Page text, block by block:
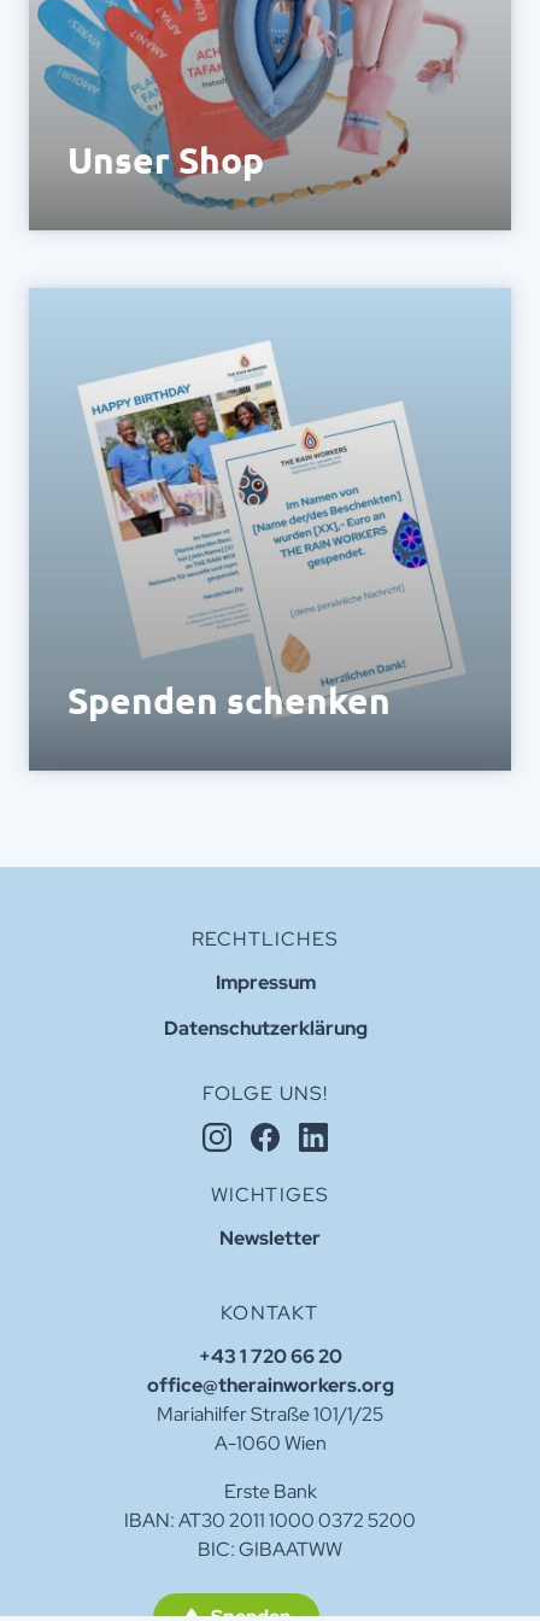
matomo.org/matomo-cloud-privacy-
policy/
Unser Shop
Bestell dir unsere TEACHING TOOLS und
Merchandise
Spenden schenken
RECHTLICHES
Impressum
Datenschutzerklärung
FOLGE UNS!
WICHTIGES
Newsletter
KONTAKT
+43 1 720 66 20
office@therainworkers.org
Mariahilfer Straße 101/1/25
A-1060 Wien
Erste Bank
IBAN: AT30 2011 1000 0372 5200
BIC: GIBAATWW